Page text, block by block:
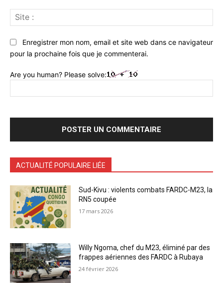
:
Enregistrer mon nom, email et site web dans ce navigateur
pour la prochaine fois que je commenterai.
Are you human? Please solve:
ACTUALITÉ POPULAIRE LIÉE
Sud-Kivu : violents combats FARDC-M23, la
RN5 coupée
17 mars 2026
Willy Ngoma, chef du M23, éliminé par des
frappes aériennes des FARDC à Rubaya
24 février 2026